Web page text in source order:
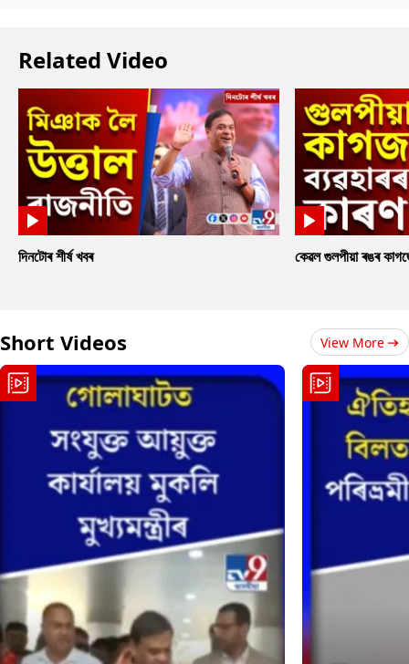
Related Video
দিনটোৰ শীৰ্ষ খবৰ কেৱল গুলপীয়া ৰঙৰ
Short Videos View More